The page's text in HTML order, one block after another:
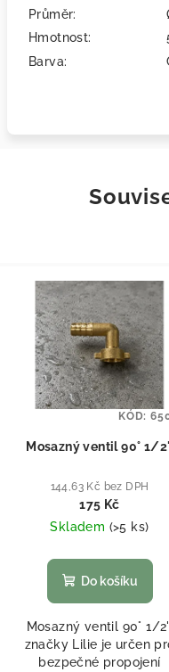
Průměr:
Hmotnost:
Barva:
Mosazný ventil 90° 1/
144,63 Kč bez DPH
175 Kč
Skladem (>5 ks)
Do košíku
Mosazný ventil 90° 1/
značky Lilie je určen
bezpečné propojení
KÓD: